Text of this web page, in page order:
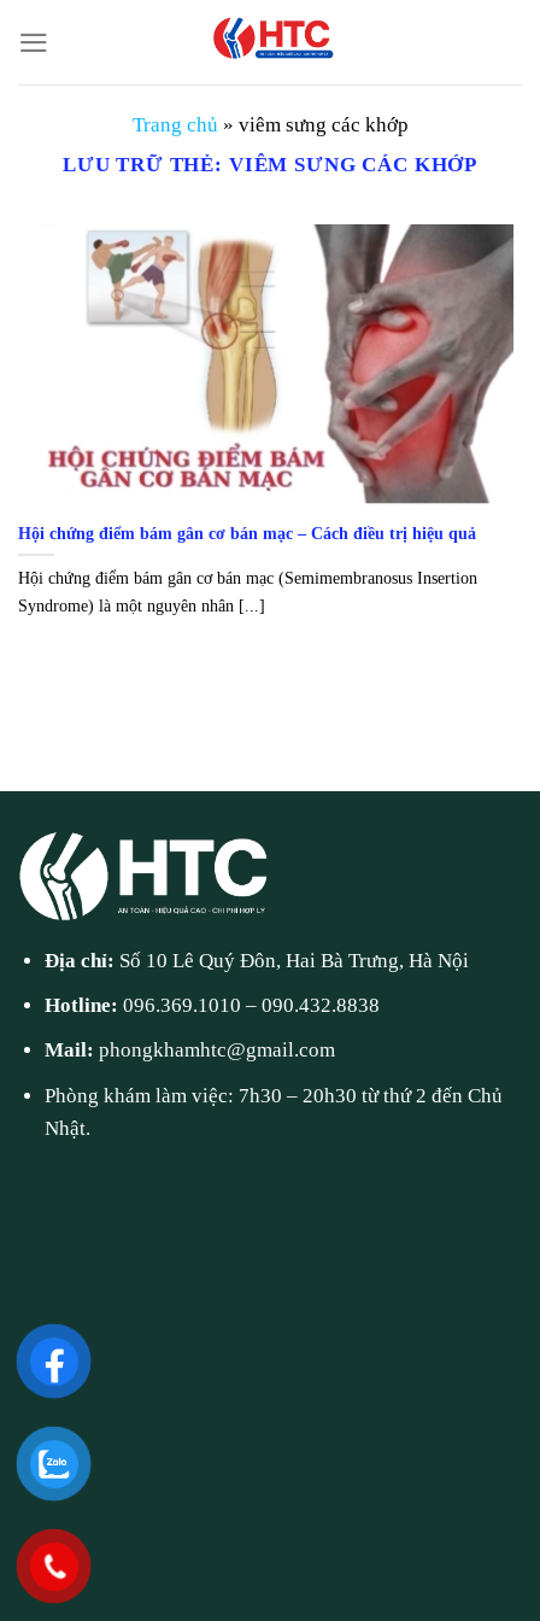
đến
nội
Trang chủ » viêm sưng các khớp
LƯU TRỮ THẺ: VIÊM SƯNG CÁC KHỚP
Hội chứng điểm bám gân cơ bán mạc – Cách điều trị hiệu quả
Hội chứng điểm bám gân cơ bán mạc (Semimembranosus Insertion
Syndrome) là một nguyên nhân [...]
Địa chỉ: Số 10 Lê Quý Đôn, Hai Bà Trưng, Hà Nội
Hotline:096.369.1010 –090.432.8838
Mail:phongkhamhtc@gmail.com
Phòng khám làm việc: 7h30 – 20h30 từ thứ 2 đến Chủ
Nhật.